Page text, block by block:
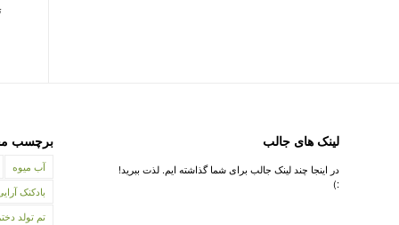
لینک های جالب
در اینجا چند لینک جالب برای شما گذاشته ایم. لذت ببرید!
:)
برچسب
آب میوه
بادکنک
تم تولد